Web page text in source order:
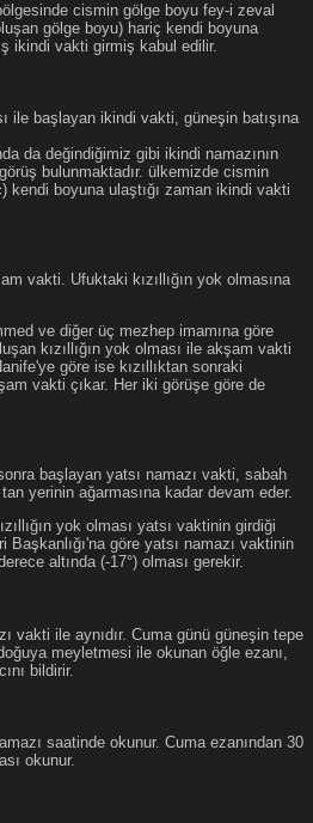
cismin gölge boyu fey-i zeval
gölge boyu) hariç kendi boyuna
ikindi vakti girmiş kabul edilir.
ile başlayan ikindi vakti, güneşin batışına
da değindiğimiz gibi ikindi namazının
bulunmaktadır. ülkemizde cismin
kendi boyuna ulaştığı zaman ikindi vakti
vakti. Ufuktaki kızıllığın yok olmasına
ve diğer üç mezhep imamına göre
kızıllığın yok olması ile akşam vakti
göre ise kızıllıktan sonraki
vakti çıkar. Her iki görüşe göre de
başlayan yatsı namazı vakti, sabah
yerinin ağarmasına kadar devam eder.
yok olması yatsı vaktinin girdiği
Başkanlığı'na göre yatsı namazı vaktinin
altında (-17°) olması gerekir.
vakti ile aynıdır. Cuma günü güneşin tepe
meyletmesi ile okunan öğle ezanı,
bildirir.
saatinde okunur. Cuma ezanından 30
okunur.